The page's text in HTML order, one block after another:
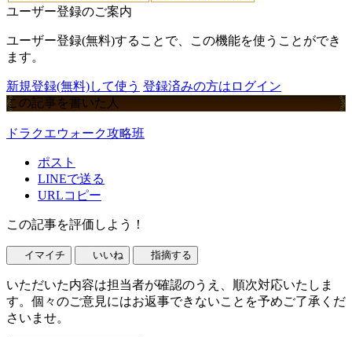
ユーザー登録のご案内
ユーザー登録(無料)することで、この機能を使うことができ
ます。
新規登録(無料)して使う 登録済みの方はログイン
この記事を書いた人
ドラクエウォーク攻略班
ポスト
LINEで送る
URLコピー
この記事を評価しよう！
イマイチ いいね 指摘する
いただいた内容は担当者が確認のうえ、順次対応いたしま
す。個々のご意見にはお返事できないことを予めご了承くだ
さいませ。